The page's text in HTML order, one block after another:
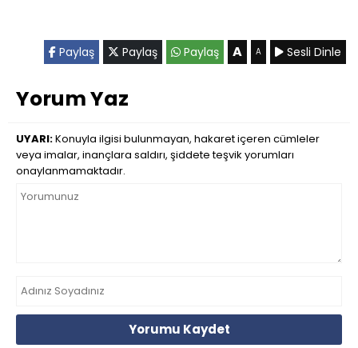
Paylaş Paylaş Paylaş A A Sesli Dinle
Yorum Yaz
UYARI:Konuyla ilgisi bulunmayan, hakaret içeren cümleler
veya imalar, inançlara saldırı, şiddete teşvik yorumları
onaylanmamaktadır.
Yorumu Kaydet